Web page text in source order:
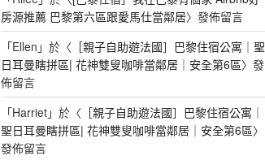
房源推薦 巴黎第六區跟愛馬仕當鄰居〉發佈留言
「Ellen 」於〈 ［親子自助遊法國］巴黎住宿公寓｜聖
日耳曼瞎拼區| 花神雙叟咖啡當鄰居｜安全第6區〉發
佈留言
「Harriet」於〈 ［親子自助遊法國］巴黎住宿公寓｜
聖日耳曼瞎拼區| 花神雙叟咖啡當鄰居｜安全第6區〉
發佈留言